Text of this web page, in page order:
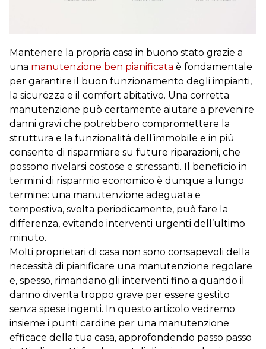
Mantenere la propria casa in buono stato grazie a
una manutenzione ben pianificata è fondamentale
per garantire il buon funzionamento degli impianti,
la sicurezza e il comfort abitativo. Una corretta
manutenzione può certamente aiutare a prevenire
danni gravi che potrebbero compromettere la
struttura e la funzionalità dell’immobile e in più
consente di risparmiare su future riparazioni, che
possono rivelarsi costose e stressanti. Il beneficio in
termini di risparmio economico è dunque a lungo
termine: una manutenzione adeguata e
tempestiva, svolta periodicamente, può fare la
differenza, evitando interventi urgenti dell’ultimo
minuto.
Molti proprietari di casa non sono consapevoli della
necessità di pianificare una manutenzione regolare
e, spesso, rimandano gli interventi fino a quando il
danno diventa troppo grave per essere gestito
senza spese ingenti. In questo articolo vedremo
insieme i punti cardine per una manutenzione
efficace della tua casa, approfondendo passo passo